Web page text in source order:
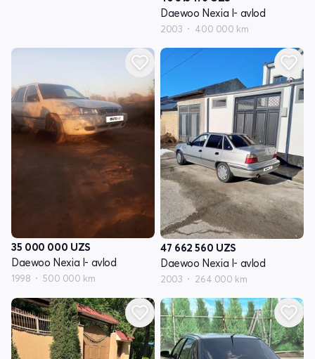
Daewoo Nexia I- avlod
2003 400 000 km
35 000 000 UZS
Daewoo Nexia I- avlod
1998 500 000 km
47 662 560 UZS
Daewoo Nexia I- avlod
2003 264 000 km